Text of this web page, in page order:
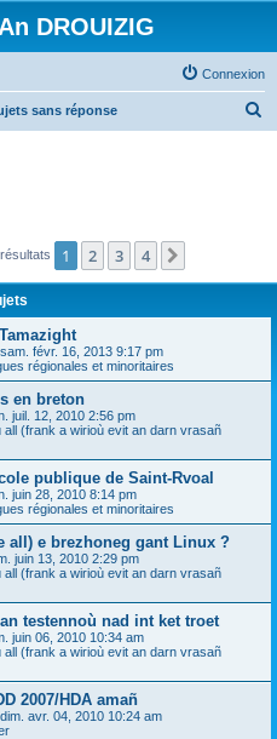
DROUIZIG
Connexion
sans réponse
c
1 2 3 4
sam. févr. 16, 2013 9:17 pm
régionales et minoritaires
en breton
juil. 12, 2010 2:56 pm
all (frank a wirioù evit an darn vrasañ
publique de Saint-Rvoal
juin 28, 2010 8:14 pm
régionales et minoritaires
all) e brezhoneg gant Linux ?
juin 13, 2010 2:29 pm
all (frank a wirioù evit an darn vrasañ
testennoù nad int ket troet
juin 06, 2010 10:34 am
all (frank a wirioù evit an darn vrasañ
2007/HDA amañ
dim. avr. 04, 2010 10:24 am